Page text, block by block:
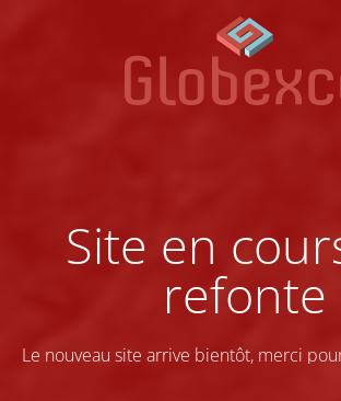
Site en
refonte
Le nouveau site arrive bientôt, merci